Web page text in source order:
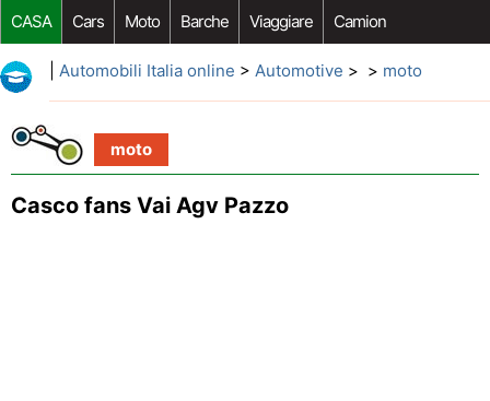
CASA Cars Moto Barche Viaggiare Camion
Riparazione Auto Acquisto Auto Car Opzioni Aftermarket
Automobili Italia online > Automotive > > moto
moto
Casco fans Vai Agv Pazzo